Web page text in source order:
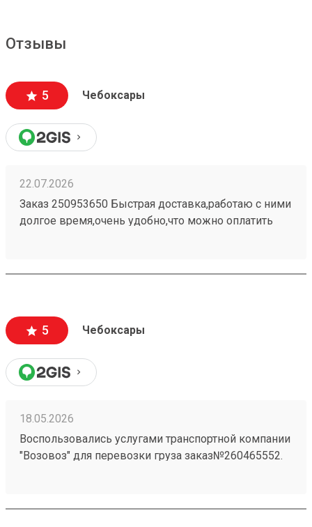
Отзывы
5 Чебоксары
22.07.2026
Заказ 250953650 Быстрая доставка,работаю с ними
долгое время,очень удобно,что можно оплатить
для распаковки
5 Чебоксары
18.05.2026
Воспользовались услугами транспортной компании
"Возовоз" для перевозки груза заказ№260465552.
доставлен точно в оговоренные сроки.